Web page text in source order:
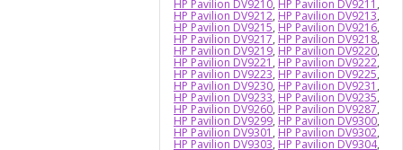
HP Pavilion DV9210, HP Pavilion DV9211 ,
HP Pavilion DV9212, HP Pavilion DV9213,
HP Pavilion DV9215, HP Pavilion DV9216,
HP Pavilion DV9217, HP Pavilion DV9218,
HP Pavilion DV9219, HP Pavilion DV9220,
HP Pavilion DV9221 , HP Pavilion DV9222,
HP Pavilion DV9223, HP Pavilion DV9225,
HP Pavilion DV9230, HP Pavilion DV9231 ,
HP Pavilion DV9233, HP Pavilion DV9235,
HP Pavilion DV9260, HP Pavilion DV9287,
HP Pavilion DV9299, HP Pavilion DV9300,
HP Pavilion DV9301 , HP Pavilion DV9302,
HP Pavilion DV9303, HP Pavilion DV9304,